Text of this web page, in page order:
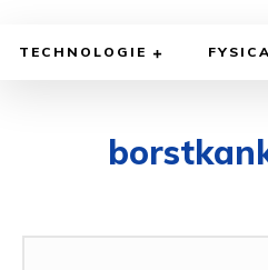
TECHNOLOGIE FYSICA